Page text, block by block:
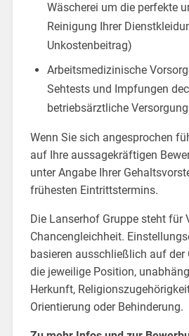
Wäscherei um die perfekte
Reinigung Ihrer
Unkostenbeitrag)
Arbeitsmedizinische
Sehtests und Impfungen
betriebsärztliche
Wenn Sie sich angesprochen
auf Ihre aussagekräftigen
unter Angabe Ihrer
frühesten Eintrittstermins.
Die Lanserhof Gruppe steht für
Chancengleichheit.
basieren ausschließlich auf
die jeweilige Position,
Herkunft,
Orientierung oder Behinderung.